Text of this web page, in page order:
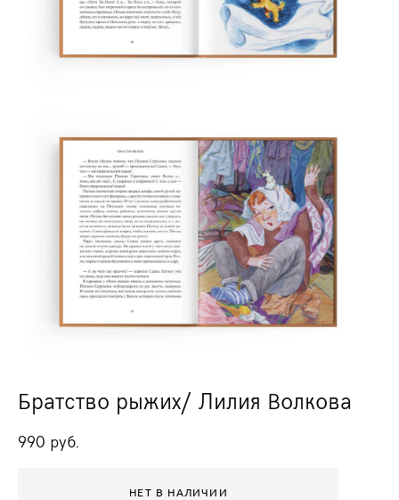
Братство рыжих/ Лилия Волкова
990 pуб.
НЕТ В НАЛИЧИИ